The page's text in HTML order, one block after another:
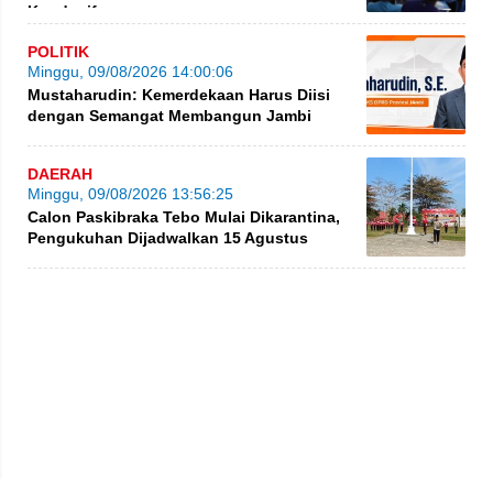
Kondusif
POLITIK
Minggu, 09/08/2026 14:00:06
Mustaharudin: Kemerdekaan Harus Diisi
dengan Semangat Membangun Jambi
DAERAH
Minggu, 09/08/2026 13:56:25
Calon Paskibraka Tebo Mulai Dikarantina,
Pengukuhan Dijadwalkan 15 Agustus